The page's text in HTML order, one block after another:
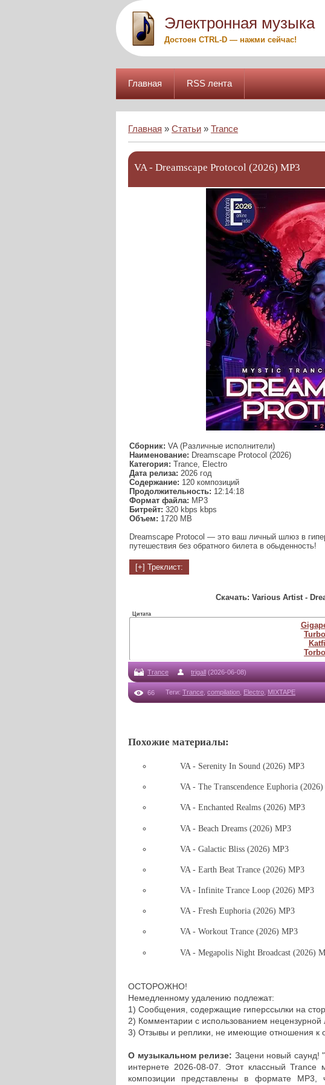
Электронная музыка
Достоен CTRL-D — нажми сейчас!
Главная RSS лента
Главная » Статьи » Trance
VA - Dreamscape Protocol (2026) MP3
Сборник: VA (Различные исполнители)
Наименование: Dreamscape Protocol (2026)
Категория: Trance, Electro
Дата релиза: 2026 год
Содержание: 120 композиций
Продолжительность: 12:14:18
Формат файла: MP3
Битрейт: 320 kbps kbps
Объем: 1720 МB
Dreamscape Protocol — это ваш личный шлюз в
путешествия без обратного билета в обыденность!
Скачать: Various Artist -
Цитата
Trance trigall (2026-06-08)
66 Теги: Trance,compilation,Electro,MIXTAPE
Похожие материалы:
VA - Serenity In Sound (2026) MP3
VA - The Transcendence Euphoria
VA - Enchanted Realms (2026) MP3
VA - Beach Dreams (2026) MP3
VA - Galactic Bliss (2026) MP3
VA - Earth Beat Trance (2026) MP3
VA - Infinite Trance Loop (2026) MP3
VA - Fresh Euphoria (2026) MP3
VA - Workout Trance (2026) MP3
VA - Megapolis Night Broadcast (2026)
ОСТОРОЖНО!
Немедленному удалению подлежат:
1) Сообщения, содержащие гиперссылки на
2) Комментарии с использованием нецензурной
3) Отзывы и реплики, не имеющие отношения к
О музыкальном релизе: Зацени новый саунд!
интернете 2026-08-07. Этот классный Trance
композиции представлены в формате MP3,